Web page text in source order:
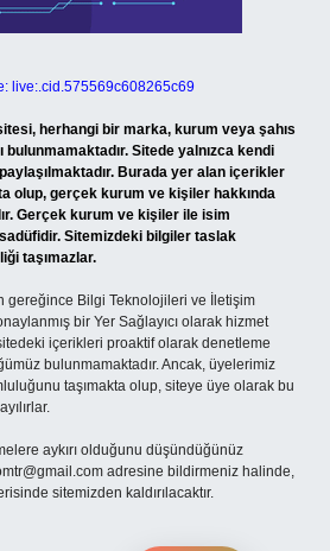
live:.cid.575569c608265c69
herhangi bir marka, kurum veya şahıs
bulunmamaktadır. Sitede yalnızca kendi
paylaşılmaktadır. Burada yer alan içerikler
olup, gerçek kurum ve kişiler hakkında
Gerçek kurum ve kişiler ile isim
Sitemizdeki bilgiler taslak
taşımazlar.
gereğince Bilgi Teknolojileri ve İletişim
bir Yer Sağlayıcı olarak hizmet
içerikleri proaktif olarak denetleme
bulunmamaktadır. Ancak, üyelerimiz
taşımakta olup, siteye üye olarak bu
aykırı olduğunu düşündüğünüz
adresine bildirmeniz halinde,
sitemizden kaldırılacaktır.